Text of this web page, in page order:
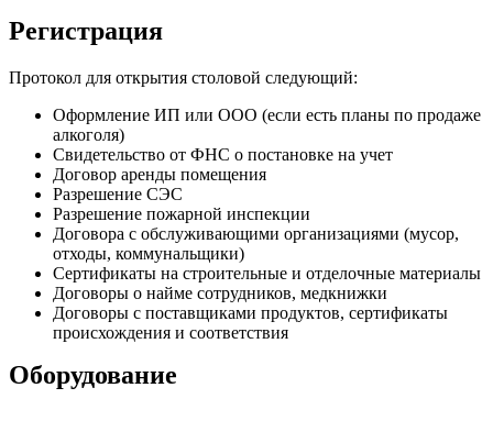
Регистрация
Протокол для открытия столовой следующий:
Оформление ИП или ООО (если есть планы по продаже
алкоголя)
Свидетельство от ФНС о постановке на учет
Договор аренды помещения
Разрешение СЭС
Разрешение пожарной инспекции
Договора с обслуживающими организациями (мусор,
отходы, коммунальщики)
Сертификаты на строительные и отделочные материалы
Договоры о найме сотрудников, медкнижки
Договоры с поставщиками продуктов, сертификаты
происхождения и соответствия
Оборудование